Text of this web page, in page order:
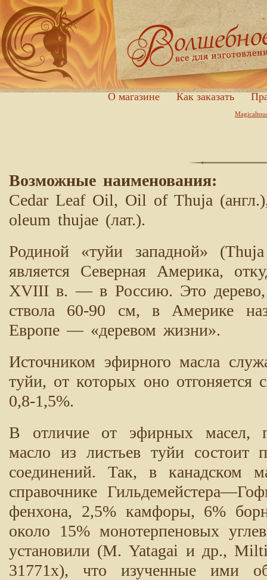
О магазине Как заказать
Возможные наименования:
Cedar Leaf Oil, Oil of Thuja
oleum thujae (лат.).
Родиной «туйи западной»
является Северная Америка,
XVIII в. — в Россию. Это дерево,
ствола 60-90 см, в Америке
Европе — «деревом жизни».
Источником эфирного масла
туйи, от которых оно отгоняется
0,8-1,5%.
В отличие от эфирных масел,
масло из листьев туйи состоит
соединений. Так, в
справочнике
фенхона, 2,5% камфоры, 6%
около 15% монотерпеновых
установили (М. Yatagai и др.,
31771х), что изученные ими